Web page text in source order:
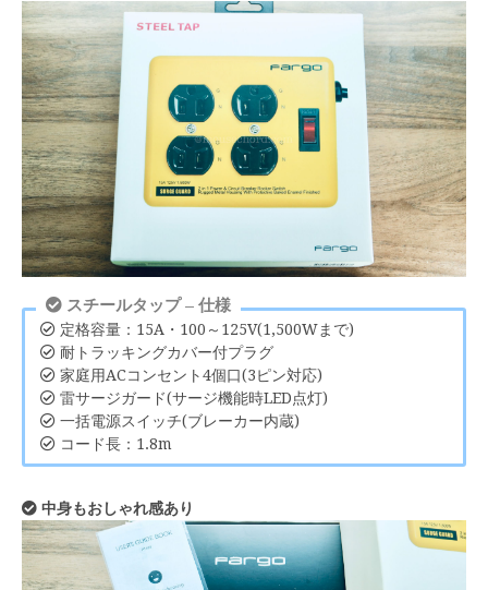
スチールタップ – 仕様
定格容量：15A・100～125V(1,500Wまで)
耐トラッキングカバー付プラグ
家庭用ACコンセント4個口(3ピン対応)
雷サージガード(サージ機能時LED点灯)
一括電源スイッチ(ブレーカー内蔵)
コード長：1.8m
中身もおしゃれ感あり